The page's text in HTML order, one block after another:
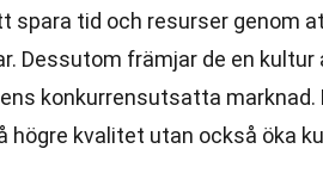
spara tid och resurser genom
Dessutom främjar de en kultur
konkurrensutsatta marknad.
högre kvalitet utan också öka